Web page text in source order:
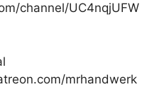
channel/UC4nqjUFW
mrhandwerk